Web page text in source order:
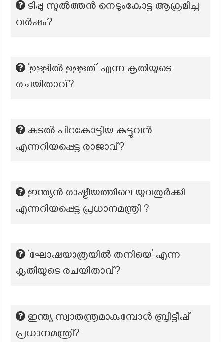
ടിപ്പു സുൽത്തൻ നെടുംകോട്ട ആക്രമിച്ച
വർഷം?
‘ഉള്ളിൽ ഉള്ളത്’ എന്ന കൃതിയുടെ
രചയിതാവ്?
കടൽ പിറകോട്ടിയ കുട്ടുവൻ
എന്നറിയപ്പെട്ട രാജാവ്?
ഇന്ത്യൻ രാഷ്ട്രീയത്തിലെ യുവതുർക്കി
എന്നറിയപ്പെട്ട പ്രധാനമന്ത്രി ?
‘ഘോഷയാത്രയിൽ തനിയെ’ എന്ന
കൃതിയുടെ രചയിതാവ്?
ഇന്ത്യ സ്വാതന്ത്രമാകുമ്പോൾ ബ്രിട്ടീഷ്
പ്രധാനമന്ത്രി?